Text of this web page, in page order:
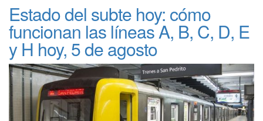
Estado del subte hoy: cómo
funcionan las líneas A, B, C, D, E
y H hoy, 5 de agosto